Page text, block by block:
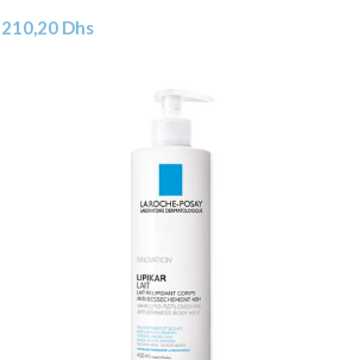
210,20 Dhs